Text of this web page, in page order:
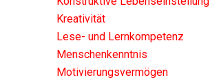
Kreativität
Lese- und Lernkompetenz
Menschenkenntnis
Motivierungsvermögen